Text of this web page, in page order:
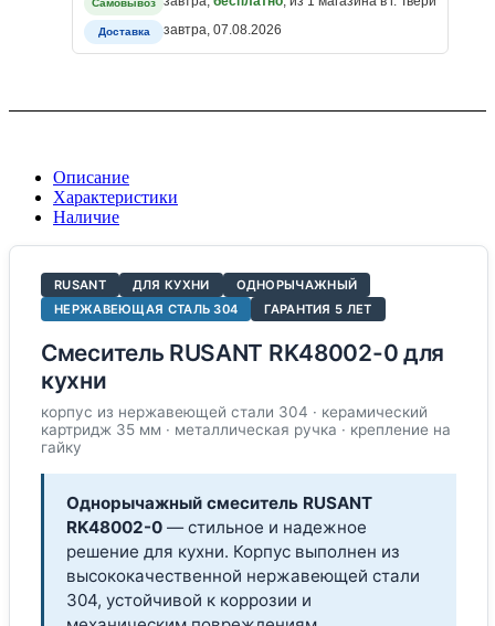
Самовывоз
Доставка завтра, 07.08.2026
Описание
Характеристики
Наличие
RUSANT ДЛЯ КУХНИ
ОДНОРЫЧАЖНЫЙ
НЕРЖАВЕЮЩАЯ СТАЛЬ 304
ГАРАНТИЯ 5 ЛЕТ
Смеситель RUSANT RK48002-0 для
кухни
корпус из нержавеющей стали 304 · керамический
картридж 35 мм · металлическая ручка · крепление на
гайку
Однорычажный смеситель RUSANT
RK48002-0 — стильное и надежное
решение для кухни. Корпус выполнен из
высококачественной нержавеющей стали
304, устойчивой к коррозии и